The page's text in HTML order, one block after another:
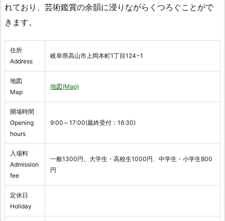
れており、芸術鑑賞の余韻に浸りながらくつろぐことがで
きます。
住所
Address
岐阜県高山市上岡本町1丁目124−1
地図
Map
地図(Map)
開場時間
Opening
hours
9:00～17:00(最終受付：16:30)
入場料
Admission
fee
一般1300円、大学生・高校生1000円、中学生・小学生800
円
定休日
Holiday